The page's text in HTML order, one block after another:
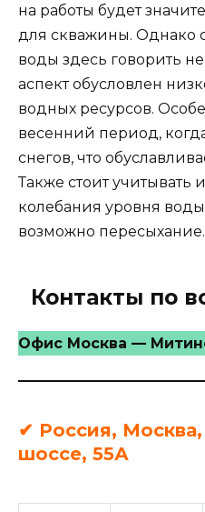
на работы будет
для скважины. Однако
воды здесь говорить
аспект обусловлен
водных ресурсов.
весенний период,
снегов, что
Также стоит учитывать
колебания уровня
возможно пересыхание.
Контакты по
Офис Москва —
✔ Россия, Москва,
шоссе, 55А